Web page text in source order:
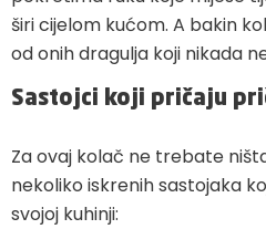
širi cijelom kućom. A bakin
od onih dragulja koji nikada
Sastojci koji pričaju
Za ovaj kolač ne trebate
nekoliko iskrenih sastojaka
svojoj kuhinji: